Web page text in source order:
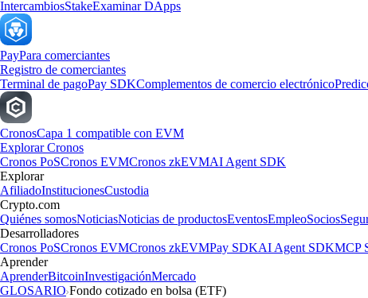
IntercambiosStakeExaminar DApps
PayPara comerciantes
Registro de comerciantes
Terminal de pagoPay SDKComplementos de comercio electrónico
CronosCapa 1 compatible con EVM
Explorar Cronos
Cronos PoSCronos EVMCronos zkEVMAI Agent SDK
Explorar
AfiliadoInstitucionesCustodia
Crypto.com
Quiénes somosNoticiasNoticias de productosEventosEmpleoSocios
Desarrolladores
Cronos PoSCronos EVMCronos zkEVMPay SDKAI Agent SDKMCP
Aprender
AprenderBitcoinInvestigaciónMercado
GLOSARIO Fondo cotizado en bolsa (ETF)